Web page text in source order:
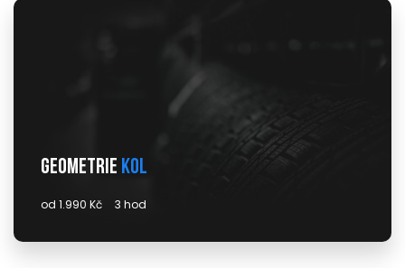
Geometrie kol
od 1.990 Kč 3 hod